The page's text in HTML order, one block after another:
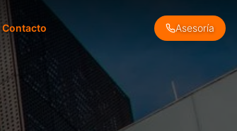
Contacto Asesoría